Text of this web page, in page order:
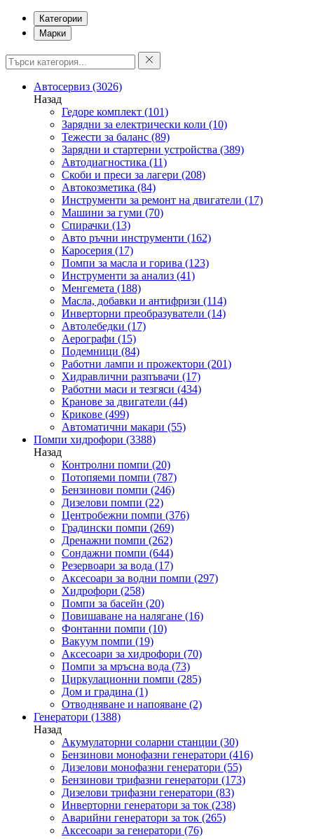
Категории
Марки
Автосервиз (3026)
Назад
Гедоре комплект (101)
Зарядни за електрически коли (10)
Тежести за баланс (89)
Зарядни и стартерни устройства (389)
Автодиагностика (11)
Скоби и преси за лагери (208)
Автокозметика (84)
Инструменти за ремонт на двигатели (17)
Машини за гуми (70)
Спирачки (13)
Авто ръчни инструменти (162)
Каросерия (17)
Помпи за масла и горива (123)
Инструменти за анализ (41)
Менгемета (188)
Масла, добавки и антифризи (114)
Инверторни преобразуватели (14)
Автолебедки (17)
Аерографи (15)
Подемници (84)
Работни лампи и прожектори (201)
Хидравлични разпъвачи (17)
Работни маси и тезгяси (434)
Кранове за двигатели (44)
Крикове (499)
Автоматични макари (55)
Помпи хидрофори (3388)
Назад
Контролни помпи (20)
Потопяеми помпи (787)
Бензинови помпи (246)
Дизелови помпи (22)
Центробежни помпи (376)
Градински помпи (269)
Дренажни помпи (262)
Сондажни помпи (644)
Резервоари за вода (17)
Аксесоари за водни помпи (297)
Хидрофори (258)
Помпи за басейн (20)
Повишаване на налягане (16)
Фонтанни помпи (10)
Вакуум помпи (19)
Аксесоари за хидрофори (70)
Помпи за мръсна вода (73)
Циркулационни помпи (285)
Дом и градина (1)
Отводняване и напояване (2)
Генератори (1388)
Назад
Акумулаторни соларни станции (30)
Бензинови монофазни генератори (416)
Дизелови монофазни генератори (55)
Бензинови трифазни генератори (173)
Дизелови трифазни генератори (83)
Инверторни генератори за ток (238)
Аварийни генератори за ток (265)
Аксесоари за генератори (76)